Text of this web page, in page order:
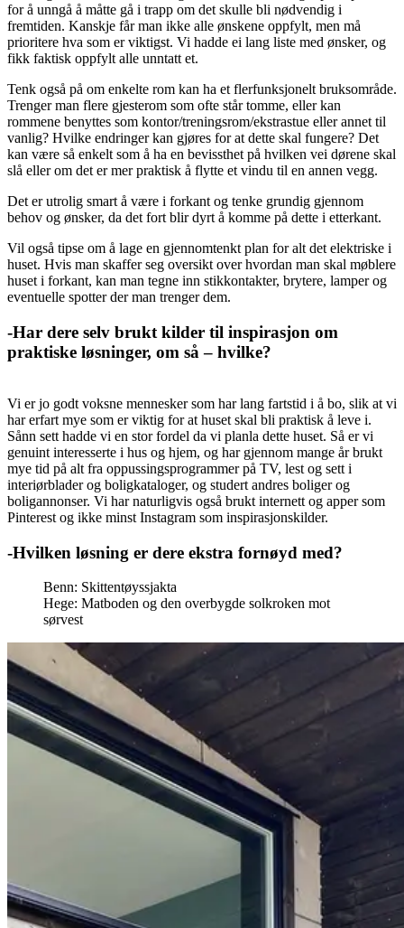
for å unngå å måtte gå i trapp om det skulle bli nødvendig i
fremtiden. Kanskje får man ikke alle ønskene oppfylt, men må
prioritere hva som er viktigst. Vi hadde ei lang liste med ønsker, og
fikk faktisk oppfylt alle unntatt et.
Tenk også på om enkelte rom kan ha et flerfunksjonelt bruksområde.
Trenger man flere gjesterom som ofte står tomme, eller kan
rommene benyttes som kontor/treningsrom/ekstrastue eller annet til
vanlig? Hvilke endringer kan gjøres for at dette skal fungere? Det
kan være så enkelt som å ha en bevissthet på hvilken vei dørene skal
slå eller om det er mer praktisk å flytte et vindu til en annen vegg.
Det er utrolig smart å være i forkant og tenke grundig gjennom
behov og ønsker, da det fort blir dyrt å komme på dette i etterkant.
Vil også tipse om å lage en gjennomtenkt plan for alt det elektriske i
huset. Hvis man skaffer seg oversikt over hvordan man skal møblere
huset i forkant, kan man tegne inn stikkontakter, brytere, lamper og
eventuelle spotter der man trenger dem.
-Har dere selv brukt kilder til inspirasjon om
praktiske løsninger, om så – hvilke?
Vi er jo godt voksne mennesker som har lang fartstid i å bo, slik at vi
har erfart mye som er viktig for at huset skal bli praktisk å leve i.
Sånn sett hadde vi en stor fordel da vi planla dette huset. Så er vi
genuint interesserte i hus og hjem, og har gjennom mange år brukt
mye tid på alt fra oppussingsprogrammer på TV, lest og sett i
interiørblader og boligkataloger, og studert andres boliger og
boligannonser. Vi har naturligvis også brukt internett og apper som
Pinterest og ikke minst Instagram som inspirasjonskilder.
-Hvilken løsning er dere ekstra fornøyd med?
Benn: Skittentøyssjakta
Hege: Matboden og den overbygde solkroken mot
sørvest